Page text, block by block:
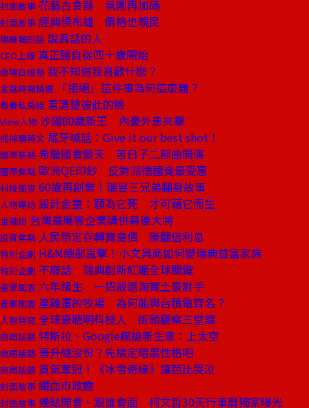
封面故事 花藝古食器 氛圍再加碼
封面故事 經典侯布雄 價格也親民
總編輯的話 說真話的人
CEO上線 真正勝負從四十歲開始
商場自慢塾 我不知道我喜歡什麼？
金融時報精選 「拒絕」這件事為何這麼難？
教養私房話 看清楚彼此的臉
View人物 沙國80歲新王 內憂外患夾擊
戒掉爛英文 尾牙喊話：Give it our best shot！
國際焦點 希臘國會變天 苦日子二部曲開演
國際焦點 歐洲QE印鈔 反對派德國竟最受惠
科技風雲 60歲再創業！瑞昱三兄弟翻身故事
人物專訪 設計金童：願為它死 才可藉它而生
金融街 台灣最厲害企業購併幕後大將
投資焦點 人民幣定存轉寶島債 賺翻倍利息
特別企劃 H&M總部直擊！小文具商如何變瑞典首富家族
特別企劃 不廢話 瑞典創新紅遍全球關鍵
產業風雲 六年級生 一招殺退淘寶土豪對手
產業風雲 產雞蛋的牧場 為何能與台積電齊名？
人物特寫 全球最聰明科技人 街頭觀察三堂課
商周話題 特斯拉、Google瘋搶新生意：上太空
商周話題 晉升總沒份？先搞定暗黑性格吧
商周話題 買氣奪冠！《冰雪奇緣》讓芭比哭泣
封面故事 鐵血市政廳
封面故事 幾點開會、跟誰會面 柯文哲30天行事曆獨家曝光